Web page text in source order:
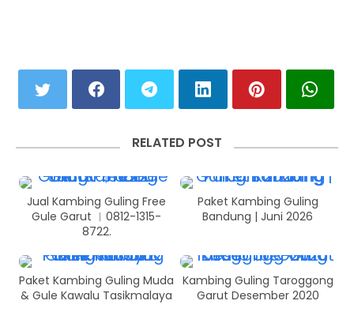
RELATED POST
Jual Kambing Guling Free
Gule Garut ︱0812-1315-
8722.
Paket Kambing Guling
Bandung | Juni 2026
Paket Kambing Guling Muda
& Gule Kawalu Tasikmalaya
Kambing Guling Taroggong
Garut Desember 2020